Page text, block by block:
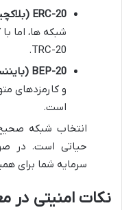
ERC-20 (بلاکچین اتریوم):
شبکه ها، اما
TRC-20.
BEP-20 (بایننس اسمارت چین):
و کارمزدهای
است.
انتخاب شبکه صحیح
حیاتی است. در
سرمایه شما برای
نکات امنیتی در